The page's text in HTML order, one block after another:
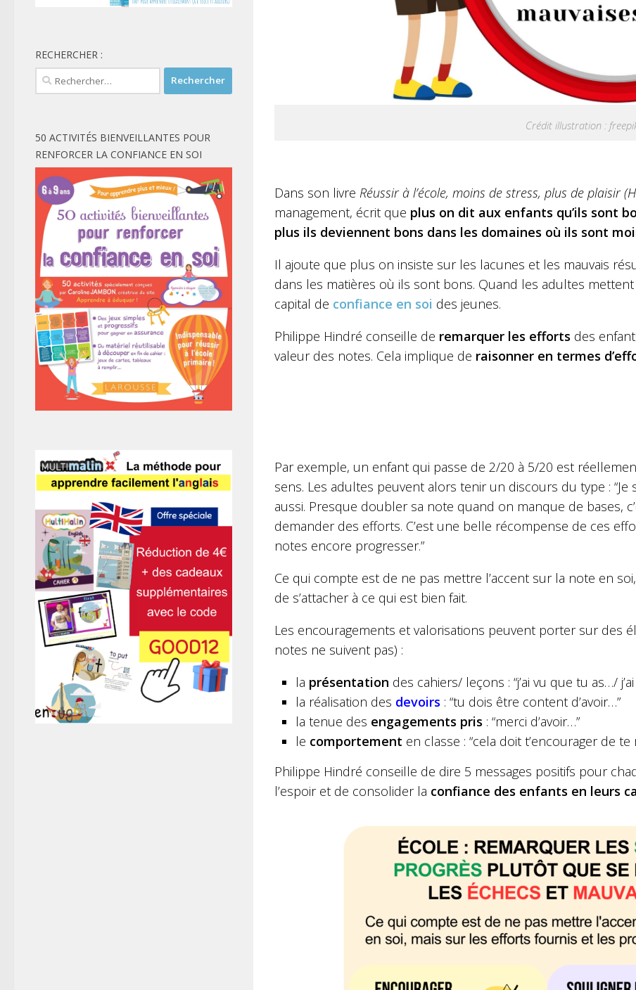
Crédit illustration :
Dans son livre Réussir à l’école, moins de stress, plus de plaisir
management, écrit que plus on dit aux enfants qu’ils sont
plus ils deviennent bons dans les domaines où ils sont
Il ajoute que plus on insiste sur les lacunes et les mauvais
dans les matières où ils sont bons. Quand les adultes
capital de confiance en soi des jeunes.
Philippe Hindré conseille de remarquer les efforts des
valeur des notes. Cela implique de raisonner en termes
Par exemple, un enfant qui passe de 2/20 à 5/20 est
sens. Les adultes peuvent alors tenir un discours du type : “Je
aussi. Presque doubler sa note quand on manque de bases,
demander des efforts. C’est une belle récompense de ces
notes encore progresser.”
Ce qui compte est de ne pas mettre l’accent sur la note en
de s’attacher à ce qui est bien fait.
Les encouragements et valorisations peuvent porter sur des
notes ne suivent pas) :
la présentation des cahiers/ leçons : “j’ai vu que tu as…/
la réalisation des devoirs : “tu dois être content d’avoir…”
la tenue des engagements pris : “merci d’avoir…”
le comportement en classe : “cela doit t’encourager de
Philippe Hindré conseille de dire 5 messages positifs pour
l’espoir et de consolider la confiance des enfants en leurs
RECHERCHER :
Rechercher :
50 ACTIVITÉS BIENVEILLANTES POUR
RENFORCER LA CONFIANCE EN SOI